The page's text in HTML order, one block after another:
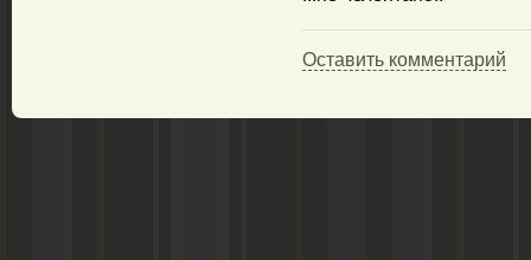
Оставить комментарий